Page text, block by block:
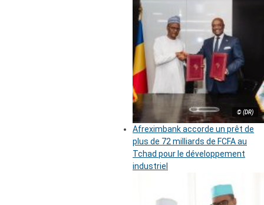
© (DR)
Afreximbank accorde un prêt de
plus de 72 milliards de FCFA au
Tchad pour le développement
industriel